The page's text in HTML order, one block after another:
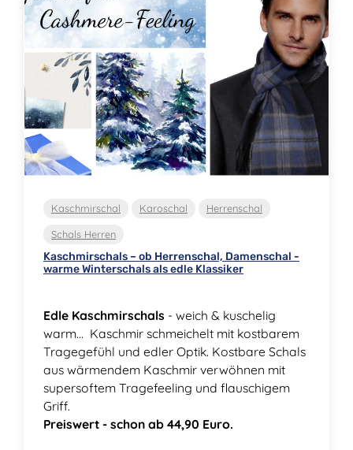
Kaschmirschal Karoschal Herrenschal
Schals Herren
Kaschmirschals – ob Herrenschal, Damenschal -
warme Winterschals als edle Klassiker
Edle Kaschmirschals - weich & kuschelig
warm... Kaschmir schmeichelt mit kostbarem
Tragegefühl und edler Optik. Kostbare Schals
aus wärmendem Kaschmir verwöhnen mit
supersoftem Tragefeeling und flauschigem
Griff.
Preiswert - schon ab 44,90 Euro.